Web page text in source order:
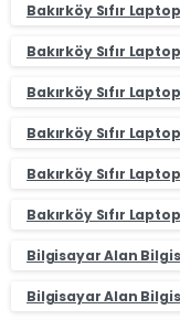
Bakırköy Sıfır
Bakırköy Sıfır
Bakırköy Sıfır
Bakırköy Sıfır
Bakırköy Sıfır
Bakırköy Sıfır
Bilgisayar Alan
Bilgisayar Alan